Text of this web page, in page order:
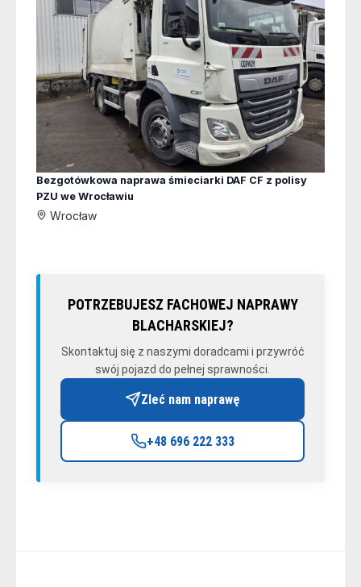
Bezgotówkowa naprawa śmieciarki DAF CF z polisy
PZU we Wrocławiu
Wrocław
POTRZEBUJESZ FACHOWEJ NAPRAWY
BLACHARSKIEJ?
Skontaktuj się z naszymi doradcami i przywróć
swój pojazd do pełnej sprawności.
Zleć nam naprawę
+48 696 222 333